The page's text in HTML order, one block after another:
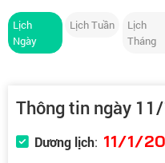
Lịch
Ngày
Lịch Tuần
Lịch
Tháng
Thông tin ngày
Dương lịch: 11/1/